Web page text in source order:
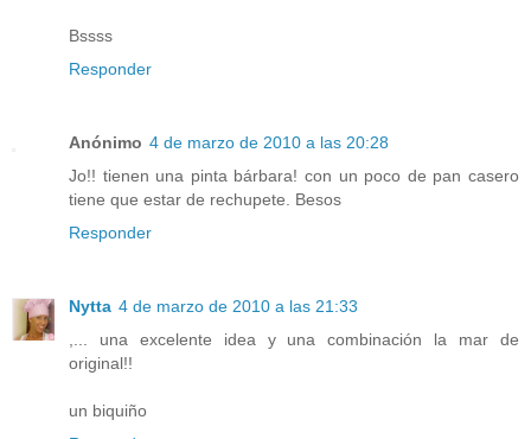
Bssss
Responder
Anónimo 4 de marzo de 2010 a las 20:28
Jo!! tienen una pinta bárbara! con un poco de pan casero
tiene que estar de rechupete. Besos
Responder
Nytta 4 de marzo de 2010 a las 21:33
,... una excelente idea y una combinación la mar de
original!!
un biquiño